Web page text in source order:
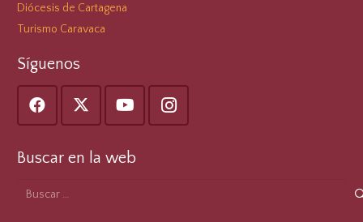
Diócesis de Cartagena
Turismo Caravaca
Síguenos
Buscar en la web
Buscar: